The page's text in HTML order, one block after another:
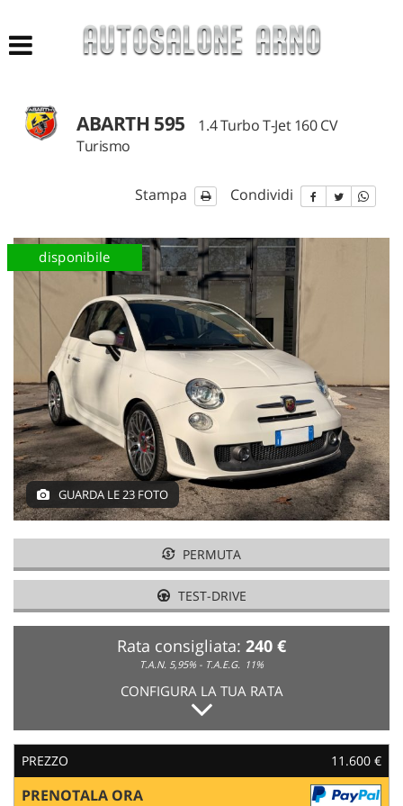
ACQUISTIAMO USATO
AZIENDA
ASSISTENZA
CONTATTI
ABARTH 595
1.4 Turbo T-Jet 160 CV
Turismo
Stampa Condividi
disponibile
GUARDA LE 23 FOTO
PERMUTA
TEST-DRIVE
Rata consigliata: 240 €
T.A.N. 5,95% - T.A.E.G. 11%
CONFIGURA LA TUA RATA
PREZZO 11.600 €
PRENOTALA ORA